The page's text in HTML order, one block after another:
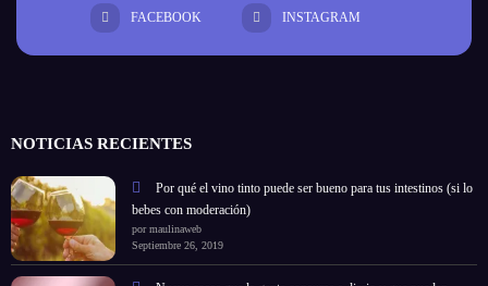
FACEBOOK INSTAGRAM
NOTICIAS RECIENTES
Por qué el vino tinto puede ser bueno para tus intestinos (si lo
bebes con moderación)
por maulinaweb
Septiembre 26, 2019